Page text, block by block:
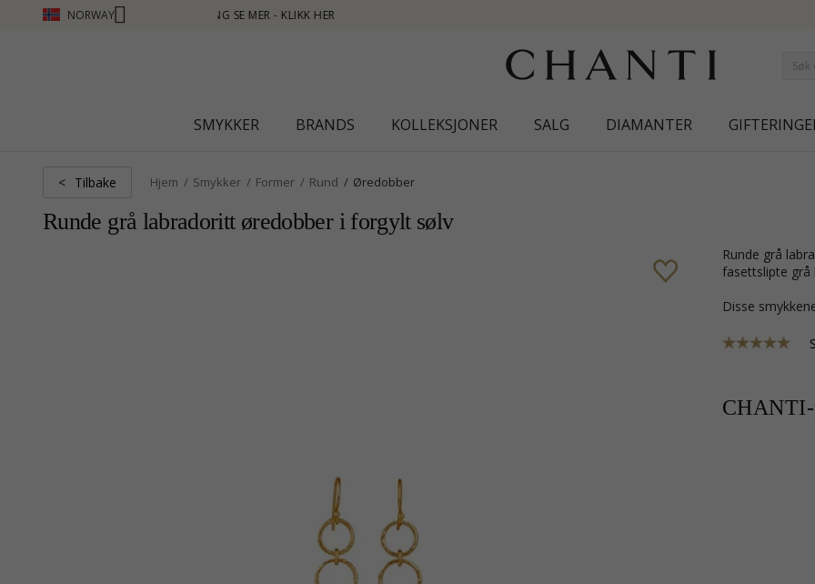
NORWAY
- KLIKK HER
SMYKKER BRANDS KOLLEKSJONER SALG DIAMANTER
< Tilbake Hjem Smykker Former Rund Øredobber
Runde grå labradoritt øredobber i forgylt sølv
runde grå labradoritt øredobber i forgylt sølv med sandblåst overflate og 2
fasettslipte grå
Disse